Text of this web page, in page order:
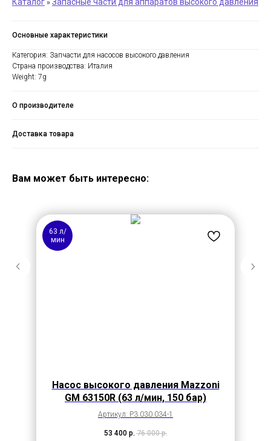
Каталог » Запасные части для аппаратов высокого давления
Основные характеристики
Категория: Запчасти для насосов высокого давления
Страна производства: Италия
Weight: 7g
О производителе
Доставка товара
Вам может быть интересно:
63 л/
мин
Насос высокого давления Mazzoni
GM 63150R (63 л/мин, 150 бар)
Артикул: P3.030.034-1
53 400 р. 76 000 р.